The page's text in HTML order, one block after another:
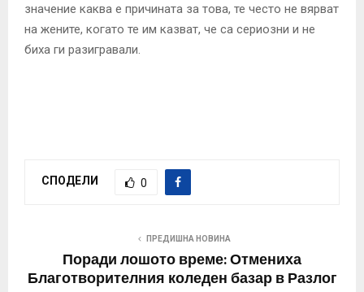
значение каква е причината за това, те често не вярват
на жените, когато те им казват, че са сериозни и не
биха ги разигравали.
СПОДЕЛИ 0
ПРЕДИШНА НОВИНА
Поради лошото време: Отмениха
Благотворителния коледен базар в Разлог